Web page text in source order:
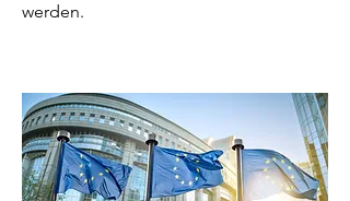
werden.